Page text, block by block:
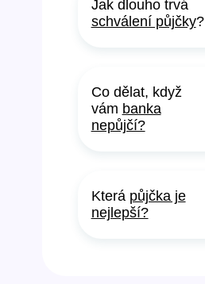
Jak dlouho trvá
schválení půjčky?
Co dělat, když
vám banka
nepůjčí?
Která půjčka je
nejlepší?